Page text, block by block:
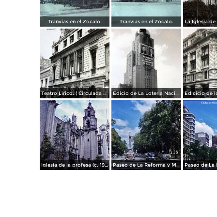
Tranvias en el Zocalo. Tranvias en el Zocalo.
Teatro Lirico. ( Circulada el 1 de Agosto de 1926 ). Edicio de La Loteria Nacional Ciudad de México Abril de 1964
Iglesia de la profesa (c. 1950) Paseo de La Reforma y Mto a La Independencia 1950 Paseo de La